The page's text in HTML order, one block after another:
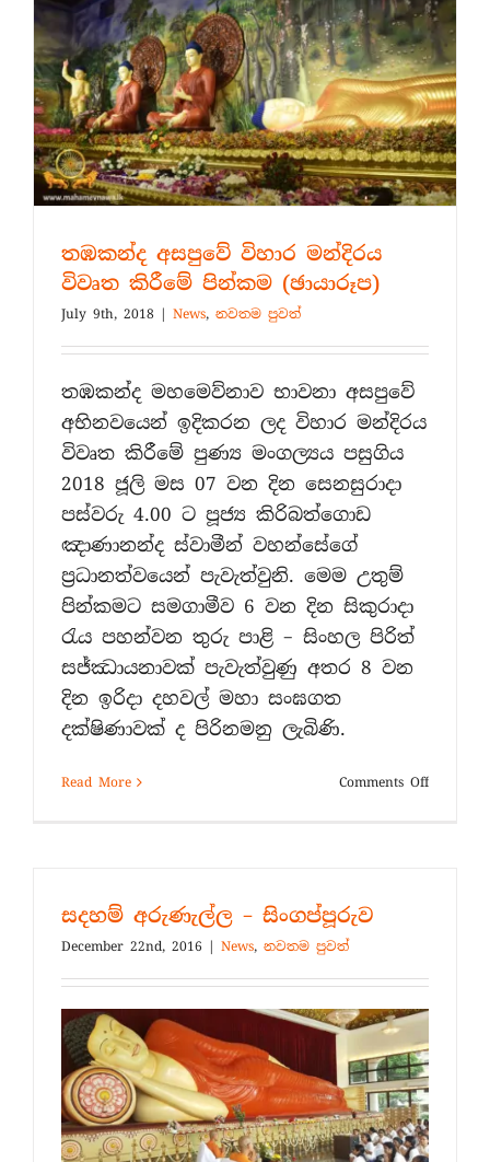
තඹකන්ද අසපුවේ විහාර මන්දිරය
විවෘත කිරීමේ පින්කම (ඡායාරූප)
July 9th, 2018 | News, නවතම පුවත්
තඹකන්ද මහමෙව්නාව භාවනා අසපුවේ
අභිනවයෙන් ඉදිකරන ලද විහාර මන්දිරය
විවෘත කිරීමේ පුණ්‍ය මංගල්‍යය පසුගිය
2018 ජූලි මස 07 වන දින සෙනසුරාදා
පස්වරු 4.00 ට පූජ්‍ය කිරිබත්ගොඩ
ඤාණානන්ද ස්වාමීන් වහන්සේගේ
ප්‍රධානත්වයෙන් පැවැත්වුනි. මෙම උතුම්
පින්කමට සමගාමීව 6 වන දින සිකුරාදා
රැය පහන්වන තුරු පාළි – සිංහල පිරිත්
සජ්ඣායනාවක් පැවැත්වුණු අතර 8 වන
දින ඉරිදා දහවල් මහා සංඝගත
දක්ෂිණාවක් ද පිරිනමනු ලැබිණි.
Read More Comments Offon
සදහම් අරුණැල්ල – සිංගප්පූරුව
December 22nd, 2016 | News, නවතම පුවත්